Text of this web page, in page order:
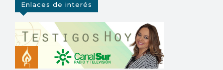
Enlaces de interés